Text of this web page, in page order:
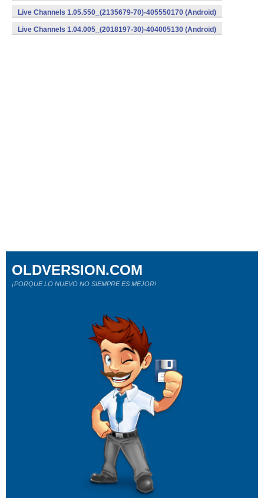
Live Channels 1.05.550_(2135679-70)-405550170 (Android)
Live Channels 1.04.005_(2018197-30)-404005130 (Android)
OLDVERSION.COM
¡PORQUE LO NUEVO NO SIEMPRE ES MEJOR!